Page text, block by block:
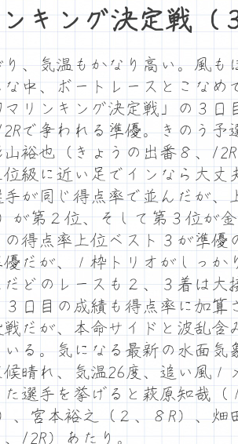
キング決定戦（
、気温もかなり高い。風も
な中、ボートレースとこなめ
リンキング決定戦」の３日
で争われる準優。きのう
裕也（きょうの出番８、
位級に近い足でインなら大丈
が同じ得点率で並んだが、
）が第２位、そして第３位が
の得点率上位ベスト３が準優
優だが、１枠トリオがしっか
どのレースも２、３着は大
３日目の成績も得点率に加算
だが、本命サイドと波乱含
いる。気になる最新の水面気
晴れ、気温26度、追い風１
選手を挙げると萩原知哉（
）、宮本裕之（２、８R）、
12R）あたり。